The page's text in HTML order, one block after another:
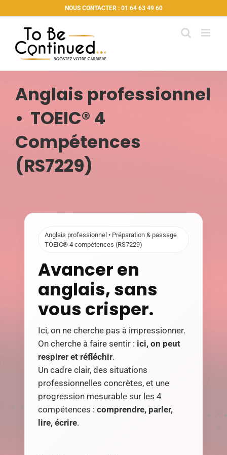
au
contenu
NOUS CONTACTER : 01 64 63 49 60
Anglais professionnel
• TOEIC® 4
Compétences
(RS7229)
Anglais professionnel • Préparation & passage
TOEIC® 4 compétences (RS7229)
Avancer en
anglais, sans
vous crisper.
Ici, on ne cherche pas à impressionner.
On cherche à faire sentir : ici, on peut
respirer et réfléchir.
Un cadre clair, des situations
professionnelles concrètes, et une
progression mesurable sur les 4
compétences : comprendre, parler,
lire, écrire.